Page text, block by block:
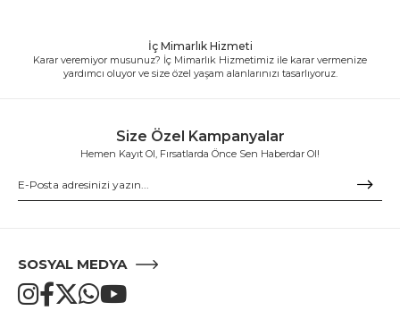
İç Mimarlık Hizmeti
Karar veremiyor musunuz? İç Mimarlık Hizmetimiz ile karar vermenize
yardımcı oluyor ve size özel yaşam alanlarınızı tasarlıyoruz.
Size Özel Kampanyalar
Hemen Kayıt Ol, Fırsatlarda Önce Sen Haberdar Ol!
SOSYAL MEDYA